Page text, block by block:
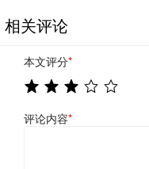
相关评论
本文评分*
评论内容*